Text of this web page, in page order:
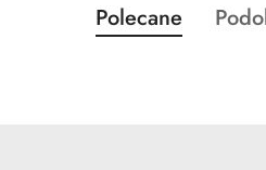
Pomiń karuzelę
Produkty
o
Polecane